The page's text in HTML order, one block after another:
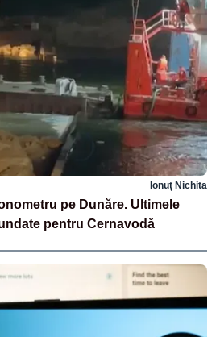
Ionuț Nichita
pe Dunăre. Ultimele
pentru Cernavodă